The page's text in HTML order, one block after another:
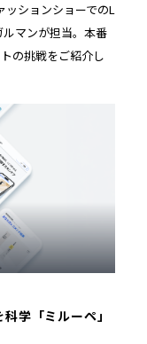
ッションショーでのL
マンが担当。本番
の挑戦をご紹介し
学「ミルーペ」